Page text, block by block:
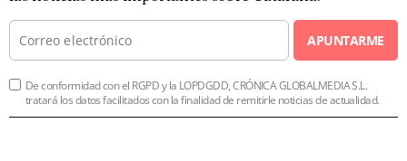
APUNTARME
De conformidad con el RGPD y la LOPDGDD, CRÓNICA GLOBALMEDIA S.L.
tratará los datos facilitados con la finalidad de remitirle noticias de actualidad.